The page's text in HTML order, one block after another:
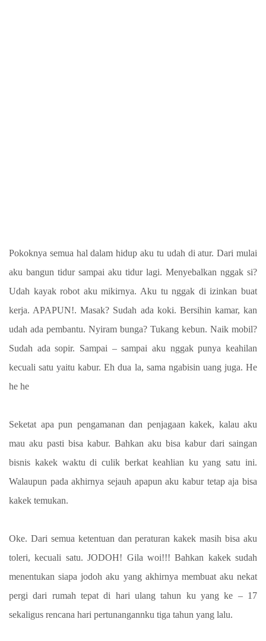
Pokoknya semua hal dalam hidup aku tu udah di atur. Dari mulai
aku bangun tidur sampai aku tidur lagi. Menyebalkan nggak si?
Udah kayak robot aku mikirnya. Aku tu nggak di izinkan buat
kerja. APAPUN!. Masak? Sudah ada koki. Bersihin kamar, kan
udah ada pembantu. Nyiram bunga? Tukang kebun. Naik mobil?
Sudah ada sopir. Sampai – sampai aku nggak punya keahilan
kecuali satu yaitu kabur. Eh dua la, sama ngabisin uang juga. He
he he
Seketat apa pun pengamanan dan penjagaan kakek, kalau aku
mau aku pasti bisa kabur. Bahkan aku bisa kabur dari saingan
bisnis kakek waktu di culik berkat keahlian ku yang satu ini.
Walaupun pada akhirnya sejauh apapun aku kabur tetap aja bisa
kakek temukan.
Oke. Dari semua ketentuan dan peraturan kakek masih bisa aku
toleri, kecuali satu. JODOH! Gila woi!!! Bahkan kakek sudah
menentukan siapa jodoh aku yang akhirnya membuat aku nekat
pergi dari rumah tepat di hari ulang tahun ku yang ke – 17
sekaligus rencana hari pertunangannku tiga tahun yang lalu.